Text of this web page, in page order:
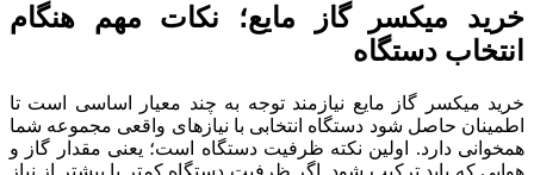
خرید میکسر گاز مایع؛ نکات مهم هنگام
انتخاب دستگاه
خرید میکسر گاز مایع نیازمند توجه به چند معیار اساسی است تا
اطمینان حاصل شود دستگاه انتخابی با نیازهای واقعی مجموعه شما
همخوانی دارد. اولین نکته ظرفیت دستگاه است؛ یعنی مقدار گاز و
هوایی که باید ترکیب شود. اگر ظرفیت دستگاه کمتر یا بیشتر از نیاز